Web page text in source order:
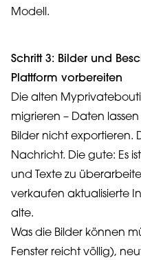
Modell.
Schritt 3: Bilder und
Plattform vorbereiten
Die alten
migrieren – Daten
Bilder nicht exportieren.
Nachricht. Die gute: Es
und Texte zu
verkaufen aktualisierte
alte.
Was die Bilder können
Fenster reicht völlig),